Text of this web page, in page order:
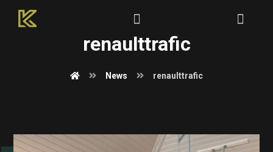
renaulttrafic
News renaulttrafic